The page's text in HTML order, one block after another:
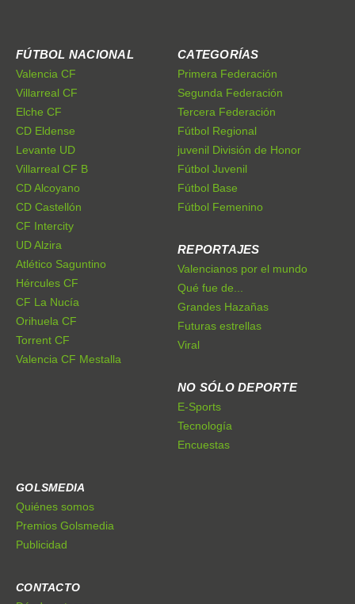
FÚTBOL NACIONAL
Valencia CF
Villarreal CF
Elche CF
CD Eldense
Levante UD
Villarreal CF B
CD Alcoyano
CD Castellón
CF Intercity
UD Alzira
Atlético Saguntino
Hércules CF
CF La Nucía
Orihuela CF
Torrent CF
Valencia CF Mestalla
CATEGORÍAS
Primera Federación
Segunda Federación
Tercera Federación
Fútbol Regional
juvenil División de Honor
Fútbol Juvenil
Fútbol Base
Fútbol Femenino
REPORTAJES
Valencianos por el mundo
Qué fue de...
Grandes Hazañas
Futuras estrellas
Viral
NO SÓLO DEPORTE
E-Sports
Tecnología
Encuestas
GOLSMEDIA
Quiénes somos
Premios Golsmedia
Publicidad
CONTACTO